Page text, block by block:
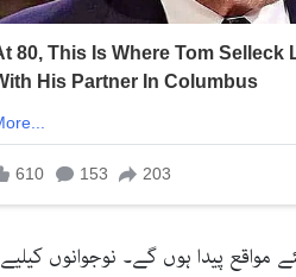
پیدا ہوں گے۔ نوجوانوں کیلیے